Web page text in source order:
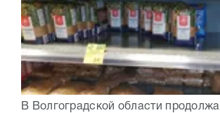
В Волгоградской области